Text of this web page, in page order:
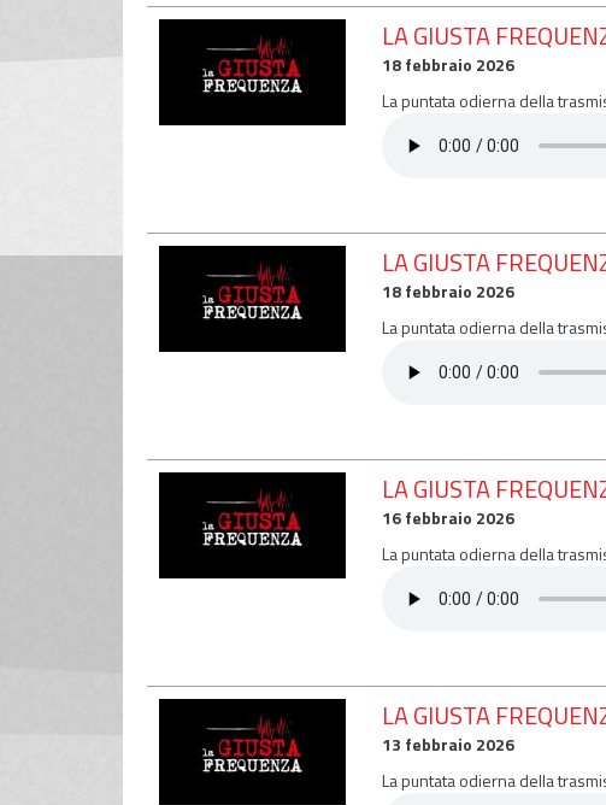
LA GIUSTA
18 febbraio 2026
La puntata odierna della
LA GIUSTA
18 febbraio 2026
La puntata odierna della
LA GIUSTA
16 febbraio 2026
La puntata odierna della
LA GIUSTA
13 febbraio 2026
La puntata odierna della